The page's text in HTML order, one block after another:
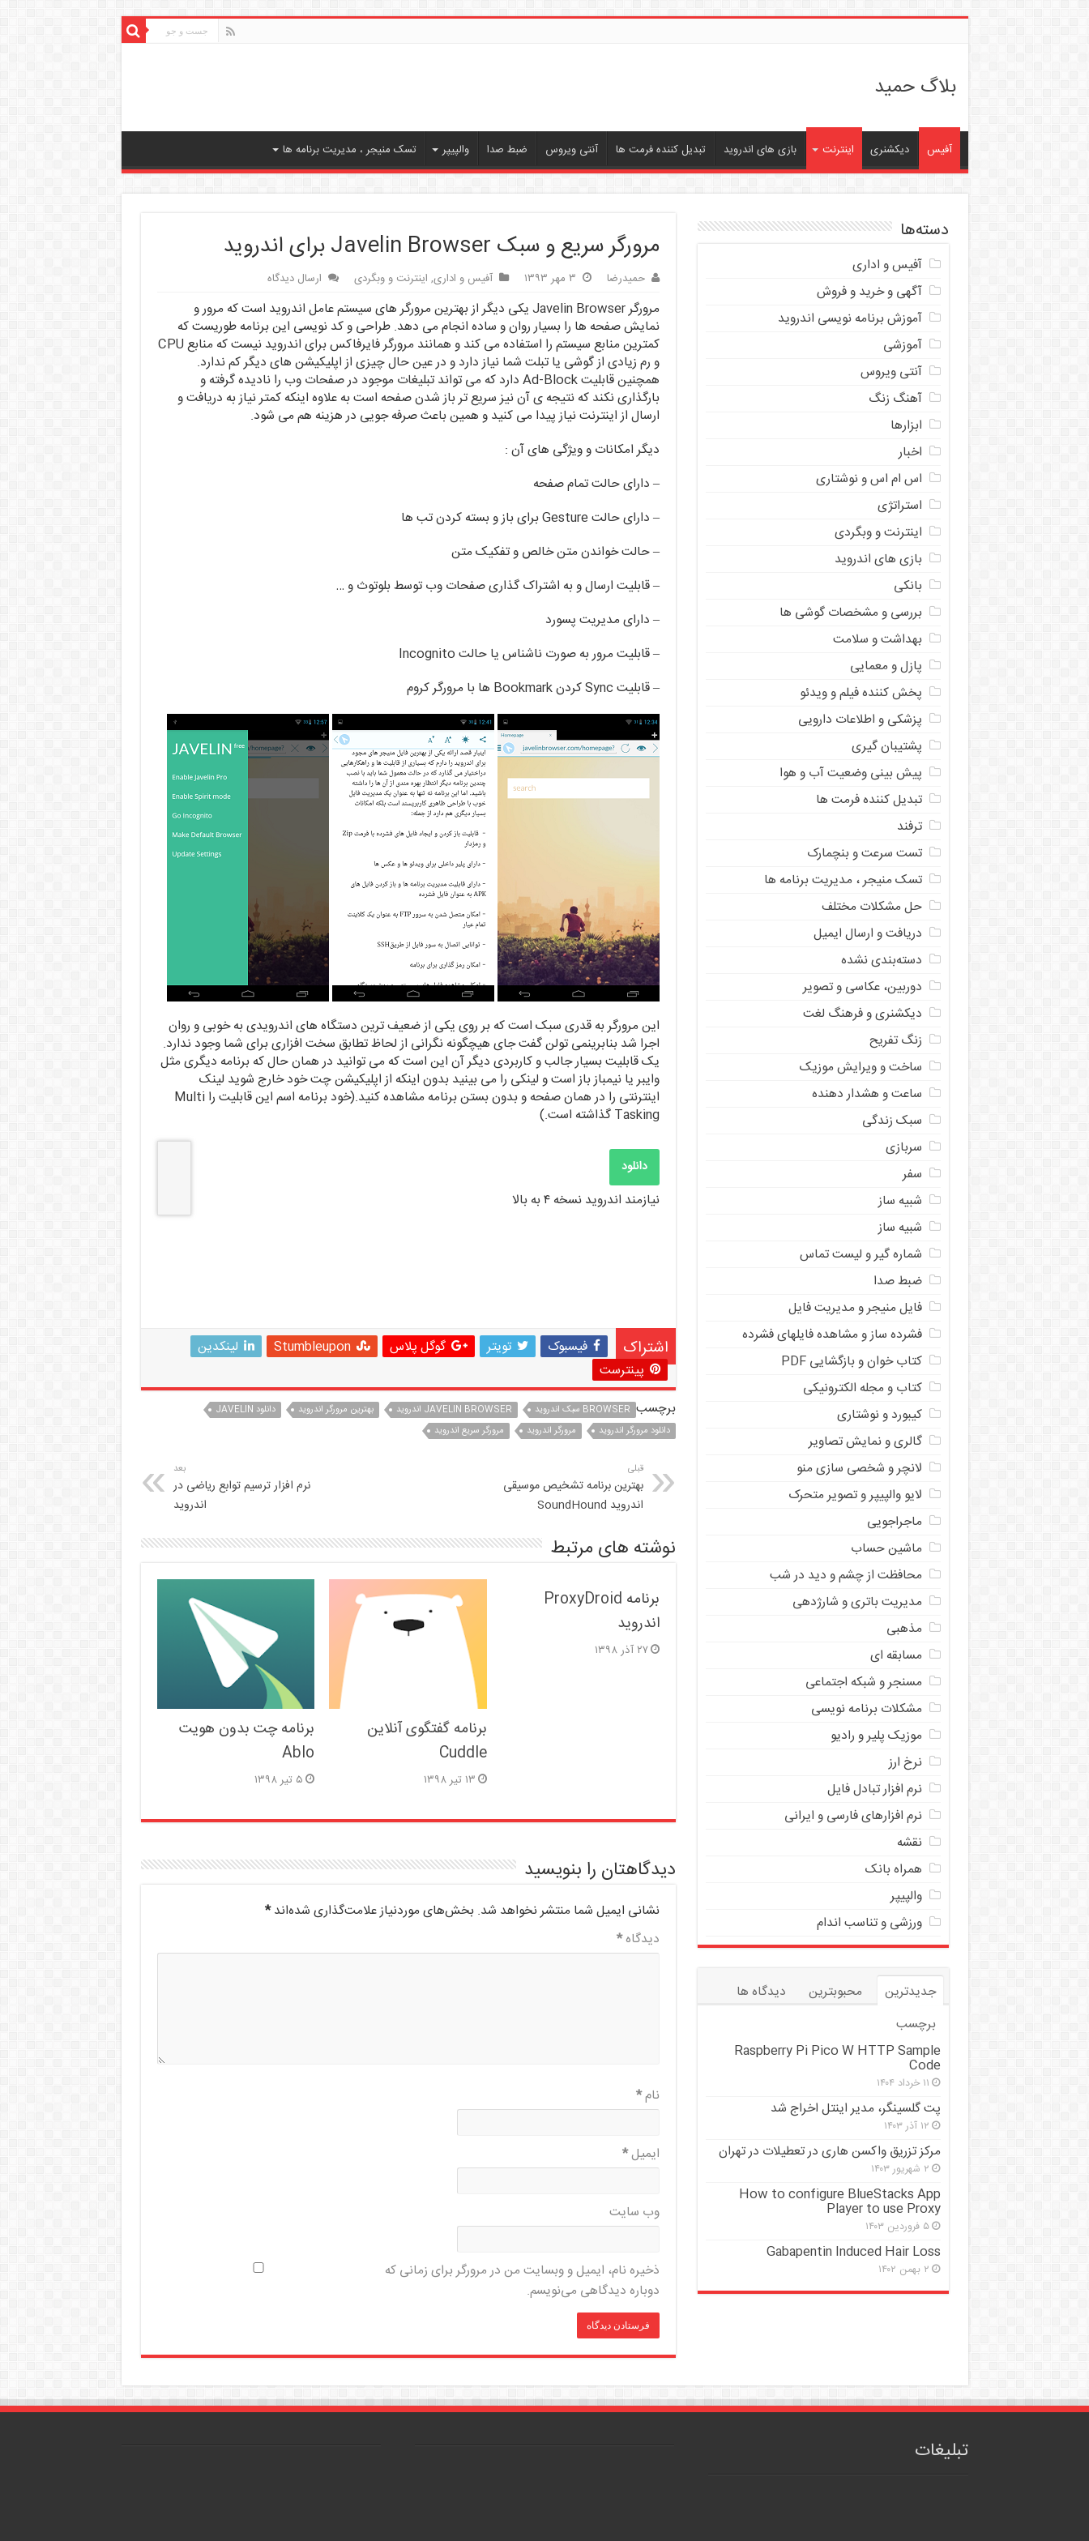
بلاگ حمید
آفیس دیکشنری اینترنت بازی های اندروید تبدیل کننده فرمت ها آنتی ویروس ضبط صدا والپیپر تسک منیجر ، مدیریت برنامه ها
مرورگر سریع و سبک Javelin Browser برای اندروید
حمیدرضا ۳ مهر ۱۳۹۳ آفیس و اداری, اینترنت و وبگردی ارسال دیدگاه
مرورگر Javelin Browser یکی دیگر از بهترین مرورگر های سیستم عامل اندروید است که مرور و
نمایش صفحه ها را بسیار روان و ساده انجام می دهد. طراحی و کد نویسی این برنامه طوریست که
کمترین منابع سیستم را استفاده می کند و همانند مرورگر فایرفاکس برای اندروید نیست که منابع CPU
و رم زیادی از گوشی یا تبلت شما نیاز دارد و در عین حال چیزی از اپلیکیشن های دیگر کم ندارد.
همچنین قابلیت Ad-Block دارد که می تواند تبلیغات موجود در صفحات وب را نادیده گرفته و
بارگذاری نکند که نتیجه ی آن نیز سریع تر باز شدن صفحه است به علاوه اینکه کمتر نیاز به دریافت و
ارسال از اینترنت نیاز پیدا می کنید و همین باعث صرفه جویی در هزینه هم می شود.
دیگر امکانات و ویژگی های آن :
– دارای حالت تمام صفحه
– دارای حالت Gesture برای باز و بسته کردن تب ها
– حالت خواندن متن خالص و تفکیک متن
– قابلیت ارسال و به اشتراک گذاری صفحات وب توسط بلوتوث و …
– دارای مدیریت پسورد
– قابلیت مرور به صورت ناشناس یا حالت Incognito
– قابلیت Sync کردن Bookmark ها با مرورگر کروم
این مرورگر به قدری سبک است که بر روی یکی از ضعیف ترین دستگاه های اندرویدی به خوبی و روان
اجرا شد بنابرینمی تولن گفت جای هیچگونه نگرانی از لحاظ تطابق سخت افزاری برای شما وجود ندارد.
یک قابلیت بسیار جالب و کاربردی دیگر آن این است که می توانید در همان حال که برنامه دیگری مثل
وایبر یا نیمباز باز است و لینکی را می بینید بدون اینکه از اپلیکیشن چت خود خارج شوید لینک
اینترنتی را در همان صفحه و بدون بستن برنامه مشاهده کنید.(خود برنامه اسم این قابلیت را Multi
Tasking گذاشته است.)
دانلود
نیازمند اندروید نسخه ۴ به بالا
اشتراک فیسبوک تویتر گوگل پلاس Stumbleupon
لینکدین
پینترست
برچسب BROWSER سبک اندروید JAVELIN BROWSER اندروید بهترین مرورگر اندروید
دانلود JAVELIN
دانلود مرورگر اندروید
مرورگر اندروید مرورگر سریع اندروید
قبلی
بهترین برنامه تشخیص موسیقی
اندروید SoundHound
بعد
نرم افزار ترسیم توابع ریاضی در
اندروید
نوشته های مرتبط
برنامه ProxyDroid
اندروید
۲۷ آذر ۱۳۹۸
برنامه گفتگوی آنلاین
Cuddle
۱۳ تیر ۱۳۹۸
برنامه چت بدون هویت
Ablo
۵ تیر ۱۳۹۸
دیدگاهتان را بنویسید
نشانی ایمیل شما منتشر نخواهد شد. بخش‌های موردنیاز علامت‌گذاری شده‌اند*
دیدگاه*
نام*
ایمیل*
وب‌ سایت
ذخیره نام، ایمیل و وبسایت من در مرورگر برای زمانی که
دوباره دیدگاهی می‌نویسم.
دسته‌ها
آفیس و اداری
آگهی و خرید و فروش
آموزش برنامه نویسی اندروید
آموزشی
آنتی ویروس
آهنگ زنگ
ابزارها
اخبار
اس ام اس و نوشتاری
استراتژی
اینترنت و وبگردی
بازی های اندروید
بانکی
بررسی و مشخصات گوشی ها
بهداشت و سلامت
پازل و معمایی
پخش کننده فیلم و ویدئو
پزشکی و اطلاعات دارویی
پشتیبان گیری
پیش بینی وضعیت آب و هوا
تبدیل کننده فرمت ها
ترفند
تست سرعت و بنچمارک
تسک منیجر ، مدیریت برنامه ها
حل مشکلات مختلف
دریافت و ارسال ایمیل
دسته‌بندی نشده
دوربین، عکاسی و تصویر
دیکشنری و فرهنگ لغت
زنگ تفریح
ساخت و ویرایش موزیک
ساعت و هشدار دهنده
سبک زندگی
سربازی
سفر
شبیه ساز
شبیه ساز
شماره گیر و لیست تماس
ضبط صدا
فایل منیجر و مدیریت فایل
فشرده ساز و مشاهده فایلهای فشرده
کتاب خوان و بازگشایی PDF
کتاب و مجله الکترونیکی
کیبورد و نوشتاری
گالری و نمایش تصاویر
لانچر و شخصی سازی منو
لایو والپیپر و تصویر متحرک
ماجراجویی
ماشین حساب
محافظت از چشم و دید در شب
مدیریت باتری و شارژدهی
مذهبی
مسابقه ای
مسنجر و شبکه اجتماعی
مشکلات برنامه نویسی
موزیک پلیر و رادیو
نرخ ارز
ﻧﺮﻡ ﺍﻓﺰﺍﺭ ﺗﺒﺎﺩﻝ ﻓﺎﻳﻞ
نرم افزارهای فارسی و ایرانی
نقشه
همراه بانک
والپیپر
ورزشی و تناسب اندام
جدیدترین محبوبترین
دیدگاه ها
برچسب
Raspberry Pi Pico W HTTP Sample
Code
۱۱ خرداد ۱۴۰۴
پت گلسینگر، مدیر اینتل اخراج شد
۱۲ آذر ۱۴۰۳
مرکز تزریق واکسن هاری در تعطیلات در تهران
۲ شهریور ۱۴۰۳
How to configure BlueStacks App
Player to use Proxy
۵ فروردین ۱۴۰۳
Gabapentin Induced Hair Loss
۲ بهمن ۱۴۰۲
تبلیغات